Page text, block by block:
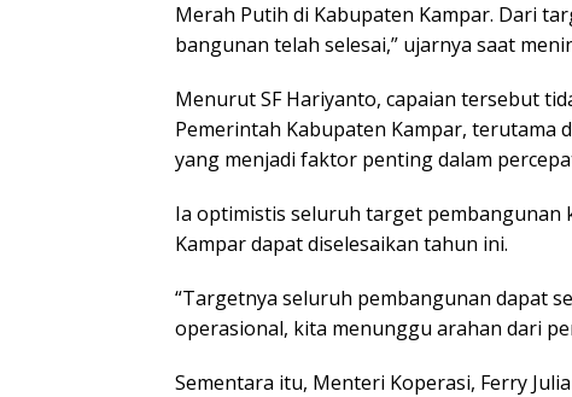
Merah Putih di Kabupaten Kampar. Dari
bangunan telah selesai,” ujarnya saat
Menurut SF Hariyanto, capaian tersebut
Pemerintah Kabupaten Kampar, terutama
yang menjadi faktor penting dalam
Ia optimistis seluruh target pembangunan
Kampar dapat diselesaikan tahun ini.
“Targetnya seluruh pembangunan dapat
operasional, kita menunggu arahan dari
Sementara itu, Menteri Koperasi, Ferry